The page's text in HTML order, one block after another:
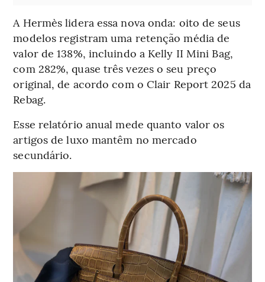
A Hermès lidera essa nova onda: oito de seus
modelos registram uma retenção média de
valor de 138%, incluindo a Kelly II Mini Bag,
com 282%, quase três vezes o seu preço
original, de acordo com o Clair Report 2025 da
Rebag.
Esse relatório anual mede quanto valor os
artigos de luxo mantêm no mercado
secundário.